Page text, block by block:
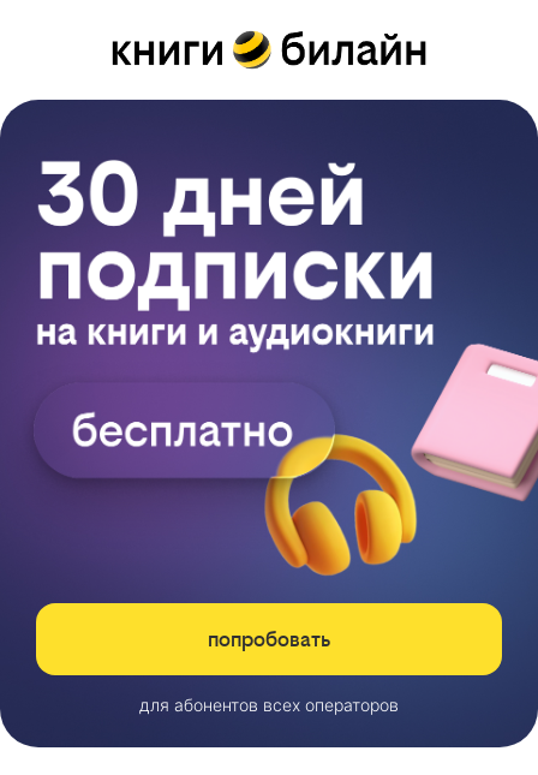
попробовать
для абонентов всех операторов